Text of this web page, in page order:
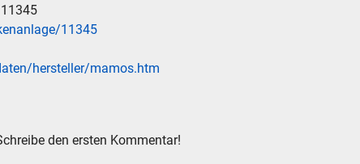
11345
hersteller/mamos.htm
den ersten Kommentar!